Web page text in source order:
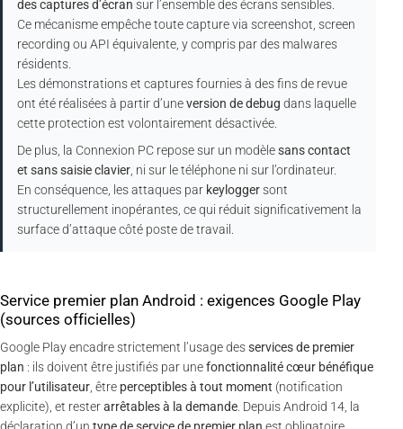
des captures d’écran sur l’ensemble des écrans sensibles.
Ce mécanisme empêche toute capture via screenshot, screen
recording ou API équivalente, y compris par des malwares
résidents.
Les démonstrations et captures fournies à des fins de revue
ont été réalisées à partir d’uneversion de debug dans laquelle
cette protection est volontairement désactivée.
De plus, la Connexion PC repose sur un modèlesans contact
et sans saisie clavier, ni sur le téléphone ni sur l’ordinateur.
En conséquence, les attaques par keyloggersont
structurellement inopérantes, ce qui réduit significativement la
surface d’attaque côté poste de travail.
Service premier plan Android : exigences Google Play
(sources officielles)
Google Play encadre strictement l’usage desservices de premier
plan : ils doivent être justifiés par unefonctionnalité cœur bénéfique
pour l’utilisateur , être perceptibles à tout moment (notification
explicite), et resterarrêtables à la demande . Depuis Android 14, la